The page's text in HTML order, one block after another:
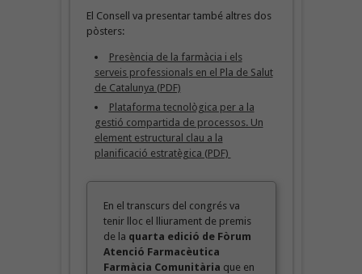
El Consell va presentar també altres dos
pòsters:
Presència de la farmàcia i els
serveis professionals en el Pla de Salut
de Catalunya (PDF)
Plataforma tecnològica per a la
gestió compartida de processos. Un
element estructural clau a la
planificació estratègica (PDF)
En el transcurs del congrés va
tenir lloc el lliurament de premis
de la quarta edició de Fòrum
Atenció Farmacèutica
Farmàcia Comunitària que en